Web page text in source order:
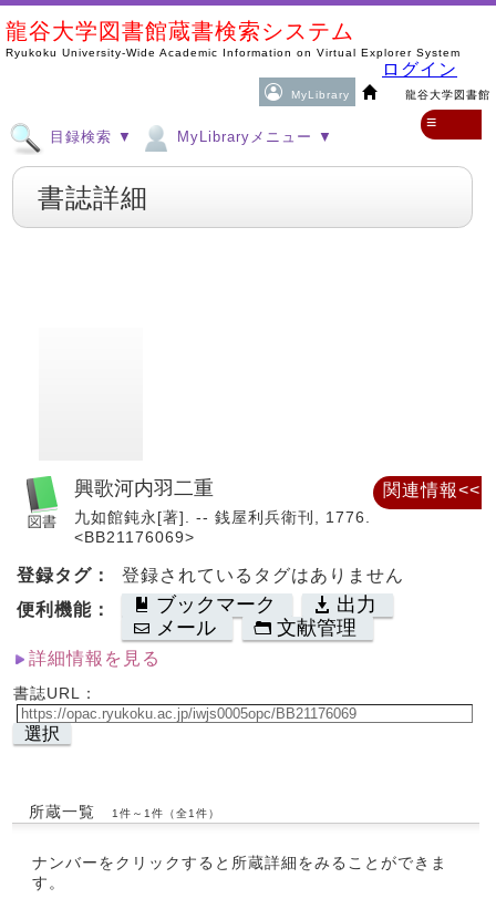
龍谷大学図書館蔵書検索システム
Ryukoku University-Wide Academic Information on Virtual Explorer System
MyLibrary 龍谷大学図書館
ログイン
目録検索 ▼ MyLibraryメニュー ▼
≡
書誌詳細
興歌河内羽二重
九如館鈍永[著]. -- 銭屋利兵衛刊, 1776.
<BB21176069>
登録タグ：
登録されているタグはありません
便利機能：
ブックマーク
出力
メール
文献管理
詳細情報を見る
書誌URL：
選択
所蔵一覧 1件～1件（全1件）
ナンバーをクリックすると所蔵詳細をみることができま
す。
関連情報<<